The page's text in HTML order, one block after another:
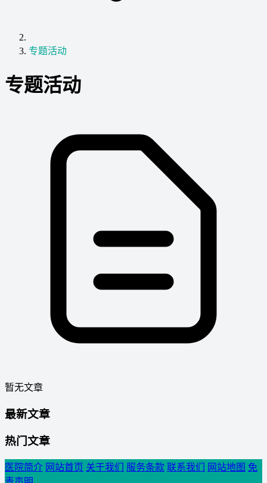
专题活动
专题活动
暂无文章
最新文章
热门文章
医院简介 网站首页 关于我们 服务条款 联系我们 网站地图 免